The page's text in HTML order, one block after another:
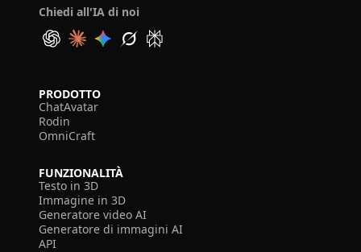
Chiedi all'IA di noi
PRODOTTO
ChatAvatar
Rodin
OmniCraft
FUNZIONALITÀ
Testo in 3D
Immagine in 3D
Generatore video AI
Generatore di immagini AI
API